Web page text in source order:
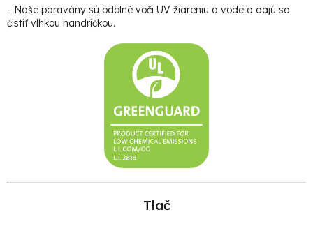
- Naše paravány sú odolné voči UV žiareniu a vode a dajú sa
čistiť vlhkou handričkou.
Tlač